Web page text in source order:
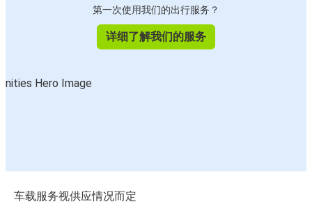
第一次使用我们的出行服务？
详细了解我们的服务
车载服务视供应情况而定